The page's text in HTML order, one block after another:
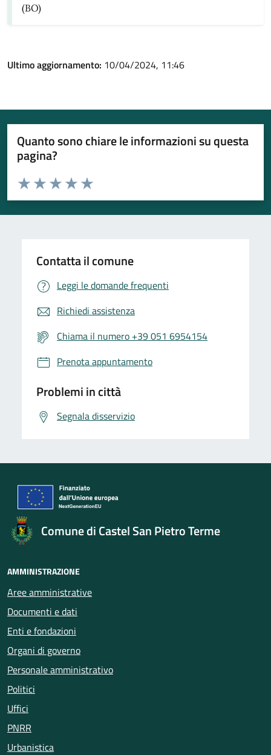
(BO)
Ultimo aggiornamento: 10/04/2024, 11:46
Quanto sono chiare le informazioni su questa
pagina?
Valuta da 1 a 5 stelle la pagina
Valuta 5 stelle su 5
Valuta 4 stelle su 5
Valuta 3 stelle su 5
Valuta 2 stelle su 5
Valuta 1 stelle su 5
Contatta il comune
Leggi le domande frequenti
Richiedi assistenza
Chiama il numero +39 051 6954154
Prenota appuntamento
Problemi in città
Segnala disservizio
Comune di Castel San Pietro Terme
AMMINISTRAZIONE
Aree amministrative
Documenti e dati
Enti e fondazioni
Organi di governo
Personale amministrativo
Politici
Uffici
PNRR
Urbanistica